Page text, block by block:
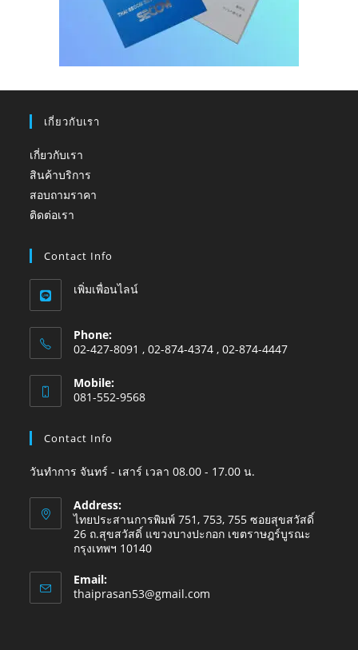
เกี่ยวกับเรา
เกี่ยวกับเรา
สินค้าบริการ
สอบถามราคา
ติดต่อเรา
Contact Info
เพิ่มเพื่อนไลน์
Phone:
02-427-8091 , 02-874-4374 , 02-874-4447
Mobile:
081-552-9568
Contact Info
วันทำการ จันทร์ - เสาร์ เวลา 08.00 - 17.00 น.
Address:
ไทยประสานการพิมพ์ 751, 753, 755 ซอยสุขสวัสดิ์
26 ถ.สุขสวัสดิ์ แขวงบางปะกอก เขตราษฎร์บูรณะ
กรุงเทพฯ 10140
Email:
thaiprasan53@gmail.com